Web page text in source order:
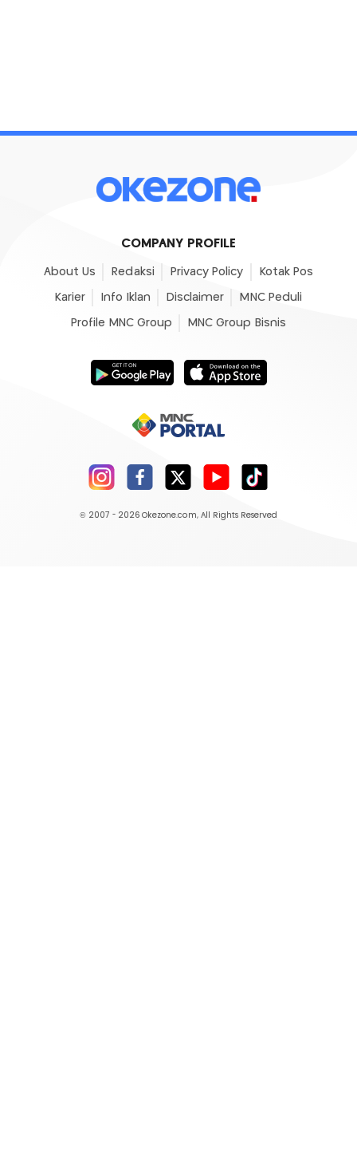
COMPANY PROFILE
About Us Redaksi Privacy Policy Kotak Pos
Karier Info Iklan Disclaimer MNC Peduli
Profile MNC Group MNC Group Bisnis
© 2007 - 2026 Okezone.com, All Rights Reserved